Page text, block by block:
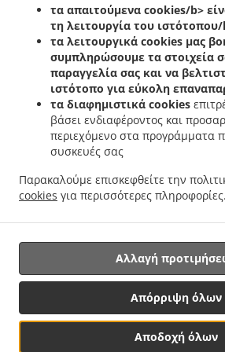
τα απαιτούμενα cookies/b>
τη λειτουργία του
τα λειτουργικά cookies μας
συμπληρώσουμε τα στοιχεία
παραγγελία σας και να
ιστότοπο για εύκολη
τα διαφημιστικά cookies
βάσει ενδιαφέροντος και
περιεχόμενο στα προγράμματα
συσκευές σας
Παρακαλούμε επισκεφθείτε την
cookies για περισσότερες πληροφορίες.
Αποδοχή όλων
Απόρριψη όλων
Αλλαγή
Helfent
Ελληνικά Delivery φαγητού Bartreng .
Ελληνικά Delivery φαγητού Leudelingen
. Ελληνικά
Ελληνικά Delivery φαγητού Kockelscheuer
.
Rollengergronn
. Ελληνικά Delivery φαγητού
φαγητού Kopstal . Ελληνικά Delivery φαγητού
φαγητού Koplescht
. Ελληνικά Delivery φαγητού
φαγητού Walfer
. Ελληνικά Delivery φαγητού
Delivery φαγητού Walferdange Beggen
Ελληνικά
Steinsel . Ελληνικά Delivery φαγητού L Bereldange .
Ελληνικά Delivery φαγητού Nidderaanwen Neiduerf-
φαγητού Nidderaanwen . Κεµπάπ Delivery υπηρεσίες.
Υποστηριζόμενο
Letz2Go S.A.R.L.-s|